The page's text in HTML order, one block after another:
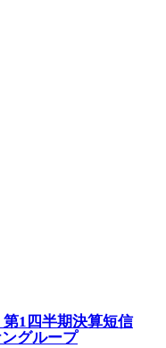
1四半期決算短信
グループ